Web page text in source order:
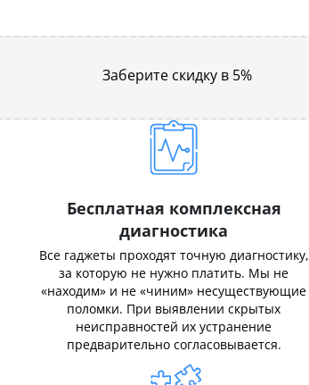
Заберите скидку в 5%
Бесплатная комплексная
диагностика
Все гаджеты проходят точную диагностику,
за которую не нужно платить. Мы не
«находим» и не «чиним» несуществующие
поломки. При выявлении скрытых
неисправностей их устранение
предварительно согласовывается.